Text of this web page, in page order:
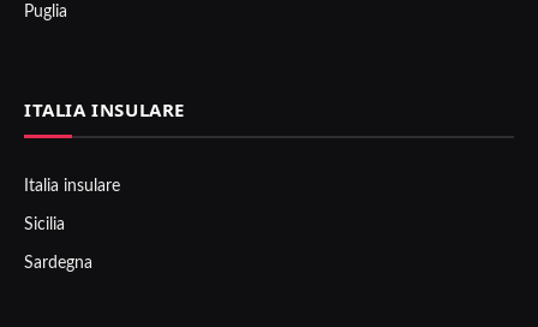
Puglia
ITALIA INSULARE
Italia insulare
Sicilia
Sardegna